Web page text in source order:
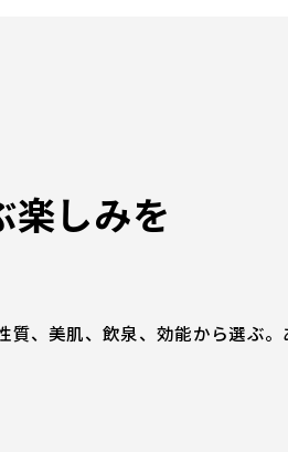
しみを
、美肌、飲泉、効能から選ぶ。